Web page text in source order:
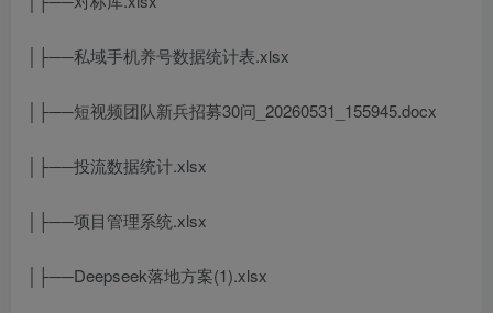
│├──私域手机养号数据统计表.xlsx
│├──短视频团队新兵招募30问_20260531_155945.docx
│├──投流数据统计.xlsx
│├──项目管理系统.xlsx
│├──Deepseek落地方案(1).xlsx